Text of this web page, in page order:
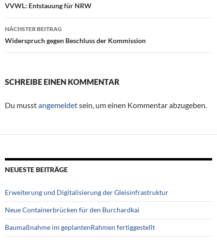
Beitragsnavigation
VVWL: Entstauung für NRW
NÄCHSTER BEITRAG
Widerspruch gegen Beschluss der Kommission
SCHREIBE EINEN KOMMENTAR
Du musstangemeldetsein, um einen Kommentar abzugeben.
NEUESTE BEITRÄGE
Erweiterung und Digitalisierung der Gleisinfrastruktur
Neue Containerbrücken für den Burchardkai
Baumaßnahme im geplantenRahmen fertiggestellt